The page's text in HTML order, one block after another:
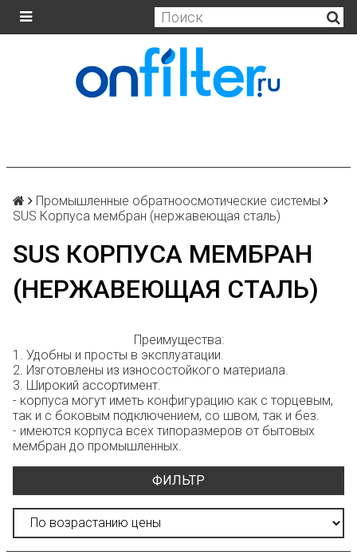
Промышленные обратноосмотические системы
SUS Корпуса мембран (нержавеющая сталь)
SUS КОРПУСА МЕМБРАН
(НЕРЖАВЕЮЩАЯ СТАЛЬ)
Преимущества:
1. Удобны и просты в эксплуатации.
2. Изготовлены из износостойкого материала.
3. Широкий ассортимент.
- корпуса могут иметь конфигурацию как с торцевым,
так и с боковым подключением, со швом, так и без.
- имеются корпуса всех типоразмеров от бытовых
мембран до промышленных.
ФИЛЬТР